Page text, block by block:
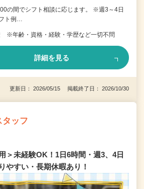
の間でシフト相談に応じます。 ※週3～4日
ト例…
※年齢・資格・経験・学歴など一切不問
詳細を見る
更新日： 2026/05/15 掲載終了日： 2026/10/30
タッフ
＞未経験OK！1日6時間・週3、4日
やすい・長期休暇あり！